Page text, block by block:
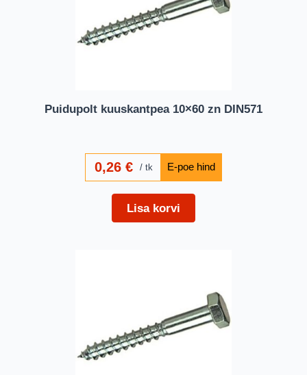
Puidupolt kuuskantpea 10×60 zn DIN571
0,26€ tk
Lisa korvi